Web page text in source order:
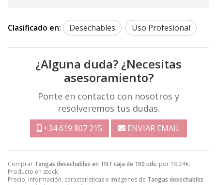
Comprar Tangas desechables en TNT caja de 100 uds. por 19,24€.
Producto en stock.
Precio, información, características e imágenes de Tangas desechables
Clasificado en: Desechables Uso Profesional
¿Alguna duda? ¿Necesitas
asesoramiento?
Ponte en contacto con nosotros y
resolveremos tus dudas.
+34 619 807 215 ENVIAR EMAIL